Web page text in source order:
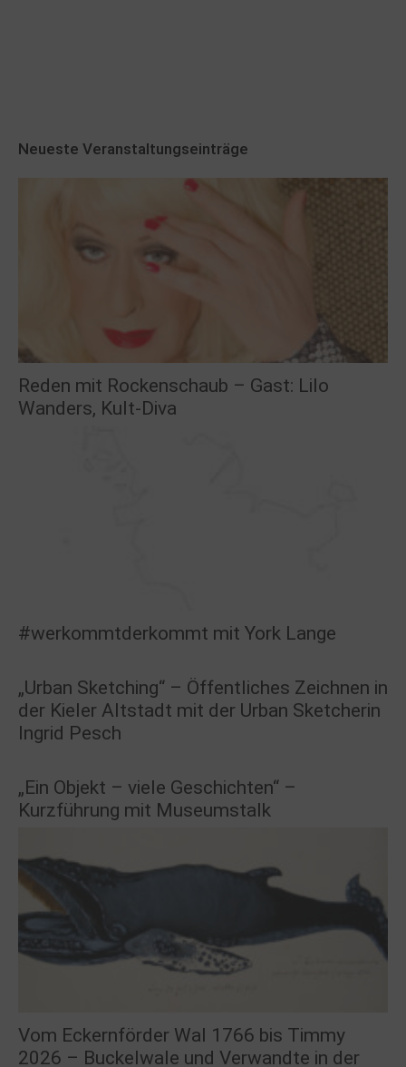
Neueste Veranstaltungseinträge
Reden mit Rockenschaub – Gast: Lilo
Wanders, Kult-Diva
#werkommtderkommt mit York Lange
„Urban Sketching“ – Öffentliches Zeichnen in
der Kieler Altstadt mit der Urban Sketcherin
Ingrid Pesch
„Ein Objekt – viele Geschichten“ –
Kurzführung mit Museumstalk
Vom Eckernförder Wal 1766 bis Timmy
2026 – Buckelwale und Verwandte in der